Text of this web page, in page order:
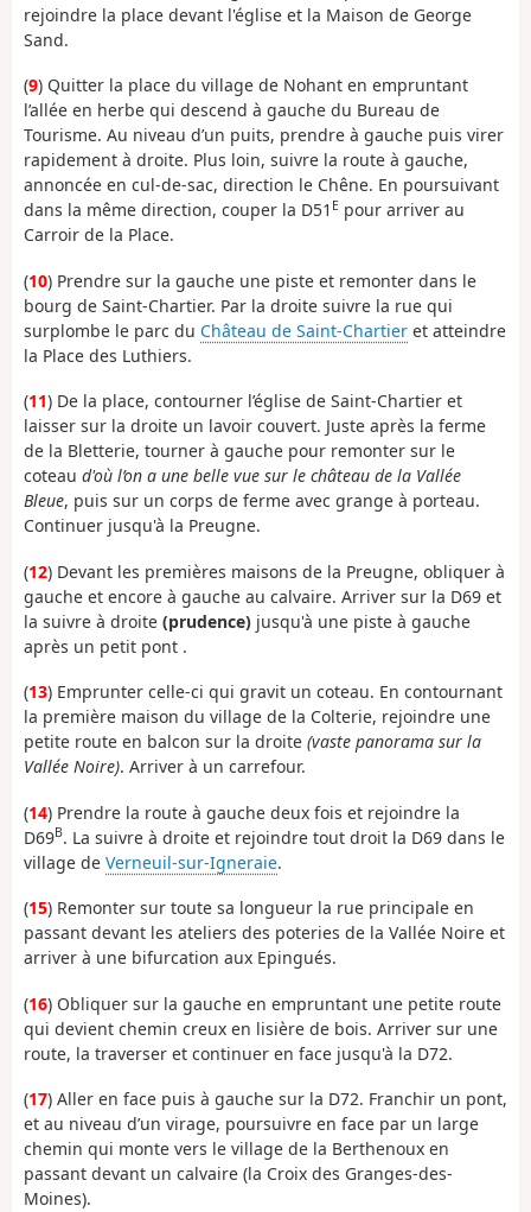
rejoindre la place devant l'église et la Maison de George
Sand.
(9) Quitter la place du village de Nohant en empruntant
l’allée en herbe qui descend à gauche du Bureau de
Tourisme. Au niveau d’un puits, prendre à gauche puis virer
rapidement à droite. Plus loin, suivre la route à gauche,
annoncée en cul-de-sac, direction le Chêne. En poursuivant
dans la même direction, couper la D51 E pour arriver au
Carroir de la Place.
(10) Prendre sur la gauche une piste et remonter dans le
bourg de Saint-Chartier. Par la droite suivre la rue qui
surplombe le parc du Château de Saint-Chartier et atteindre
la Place des Luthiers.
(11) De la place, contourner l’église de Saint-Chartier et
laisser sur la droite un lavoir couvert. Juste après la ferme
de la Bletterie, tourner à gauche pour remonter sur le
coteau d'où l’on a une belle vue sur le château de la Vallée
Bleue, puis sur un corps de ferme avec grange à porteau.
Continuer jusqu'à la Preugne.
(12) Devant les premières maisons de la Preugne, obliquer à
gauche et encore à gauche au calvaire. Arriver sur la D69 et
la suivre à droite (prudence) jusqu'à une piste à gauche
après un petit pont .
(13) Emprunter celle-ci qui gravit un coteau. En contournant
la première maison du village de la Colterie, rejoindre une
petite route en balcon sur la droite (vaste panorama sur la
Vallée Noire). Arriver à un carrefour.
(14) Prendre la route à gauche deux fois et rejoindre la
D69B. La suivre à droite et rejoindre tout droit la D69 dans le
village de Verneuil-sur-Igneraie.
(15) Remonter sur toute sa longueur la rue principale en
passant devant les ateliers des poteries de la Vallée Noire et
arriver à une bifurcation aux Epingués.
(16) Obliquer sur la gauche en empruntant une petite route
qui devient chemin creux en lisière de bois. Arriver sur une
route, la traverser et continuer en face jusqu'à la D72.
(17) Aller en face puis à gauche sur la D72. Franchir un pont,
et au niveau d’un virage, poursuivre en face par un large
chemin qui monte vers le village de la Berthenoux en
passant devant un calvaire (la Croix des Granges-des-
Moines).